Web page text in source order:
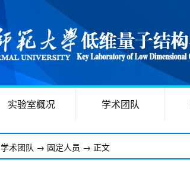
实验室概况 学术团队
学术团队 → 固定人员 → 正文